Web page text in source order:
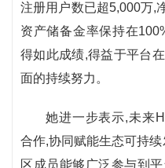
注册用户数已超5,000万,
资产储备金率保持在
得如此成绩,得益于平台
面的持续努力。
她进一步表示,未来
合作,协同赋能生态可持
区成员能够广泛参与到